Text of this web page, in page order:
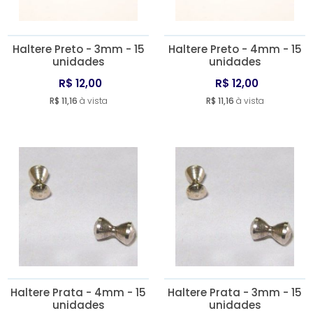
Haltere Preto - 3mm - 15
unidades
R$ 12,00
R$ 11,16 à vista
Haltere Preto - 4mm - 15
unidades
R$ 12,00
R$ 11,16 à vista
Haltere Prata - 4mm - 15
unidades
Haltere Prata - 3mm - 15
unidades